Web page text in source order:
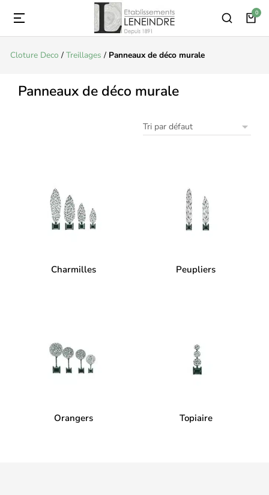
Cloture Deco / Treillages / Panneaux de déco murale
Panneaux de déco murale
Charmilles Peupliers
Orangers Topiaire